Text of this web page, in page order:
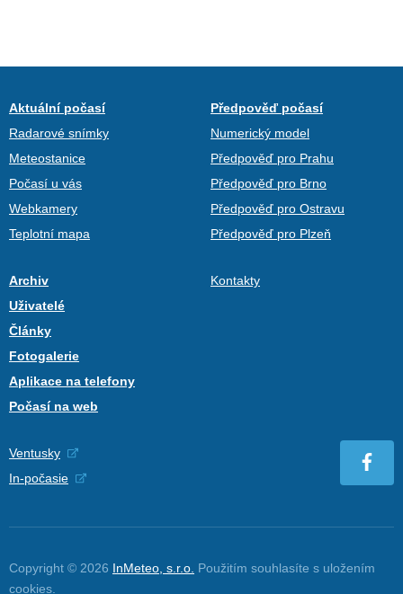
Aktuální počasí
Radarové snímky
Meteostanice
Počasí u vás
Webkamery
Teplotní mapa
Předpověď počasí
Numerický model
Předpověď pro Prahu
Předpověď pro Brno
Předpověď pro Ostravu
Předpověď pro Plzeň
Archiv
Uživatelé
Články
Fotogalerie
Aplikace na telefony
Počasí na web
Kontakty
Ventusky
In-počasie
Copyright © 2026 InMeteo, s.r.o. Použitím souhlasíte s uložením
cookies